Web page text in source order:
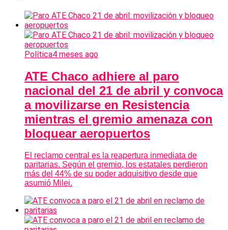
Política4 meses ago
ATE Chaco adhiere al paro
nacional del 21 de abril y convoca
a movilizarse en Resistencia
mientras el gremio amenaza con
bloquear aeropuertos
El reclamo central es la reapertura inmediata de
paritarias. Según el gremio, los estatales perdieron
más del 44% de su poder adquisitivo desde que
asumió Milei.